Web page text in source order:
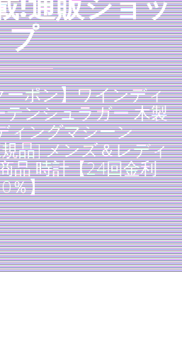
プ
ーポン】ワインディ
ンシュラガー 木製
ィングマシーン
品] メンズ＆レディ
品 時計【24回金利
0％】